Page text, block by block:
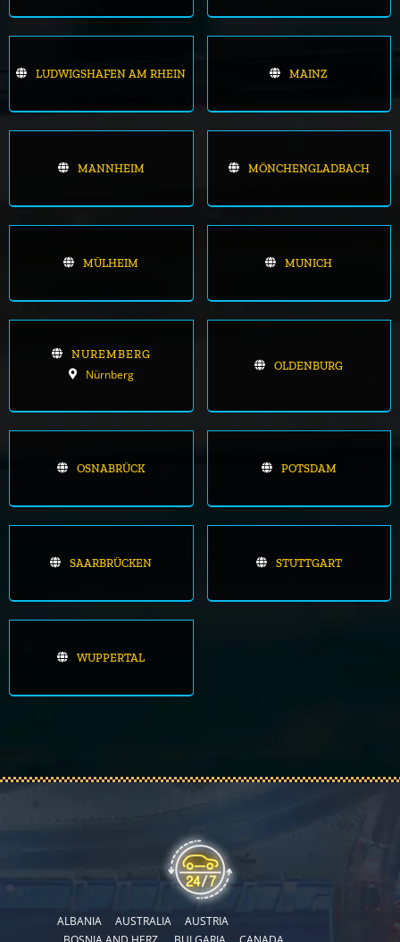
LUDWIGSHAFEN AM RHEIN MAINZ
MANNHEIM MÖNCHENGLADBACH
MÜLHEIM MUNICH
NUREMBERG
Nürnberg
OLDENBURG
OSNABRÜCK POTSDAM
SAARBRÜCKEN STUTTGART
WUPPERTAL
ALBANIA AUSTRALIA
AUSTRIA